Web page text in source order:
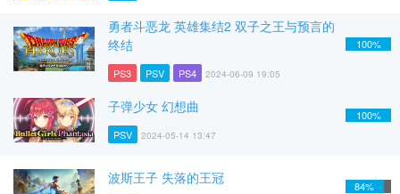
勇者斗恶龙 英雄集结2 双子之王与预言的
终结
PS3 PSV PS4 2024-06-09 19:05
100%
子弹少女 幻想曲
PSV 2024-05-14 13:47
100%
波斯王子 失落的王冠 84%